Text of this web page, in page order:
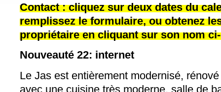
Contact : cliquez sur deux dates du
remplissez le formulaire, ou obtenez
propriétaire en cliquant sur son nom
Nouveauté 22: internet
Le Jas est entièrement modernisé,
avec une cuisine très moderne, salle de